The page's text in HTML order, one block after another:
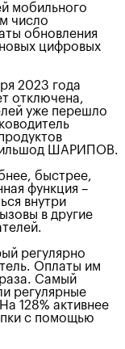
мобильного
число
обновления
цифровых
2023 года
отключена,
уже перешло
ШАРИПОВ.
быстрее,
функция –
внутри
в другие
регулярно
Оплаты им
раза. Самый
регулярные
128% активнее
с помощью